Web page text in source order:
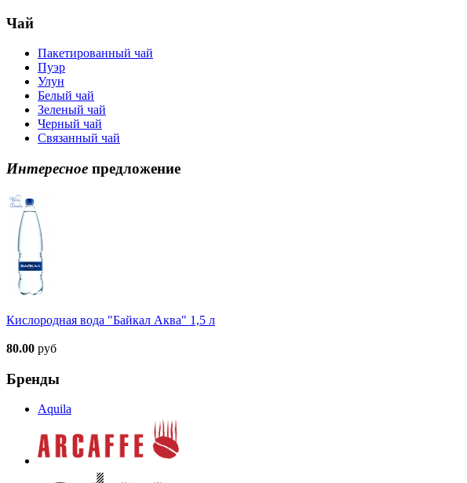
Чай
Пакетированный чай
Пуэр
Улун
Белый чай
Зеленый чай
Черный чай
Связанный чай
Интересное предложение
Кислородная вода "Байкал Аква" 1,5 л
80.00 руб
Бренды
Aquila